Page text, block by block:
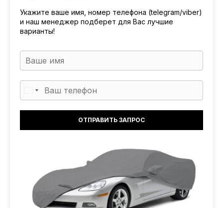
Укажите ваше имя, номер телефона (telegram/viber)
и наш менеджер подберет для Вас лучшие
варианты!